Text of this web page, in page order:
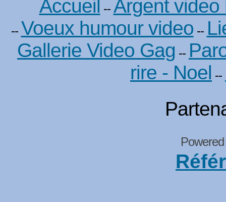
Accueil -- Argent video
-- Voeux humour video --
Gallerie Video Gag --
rire - Noel --